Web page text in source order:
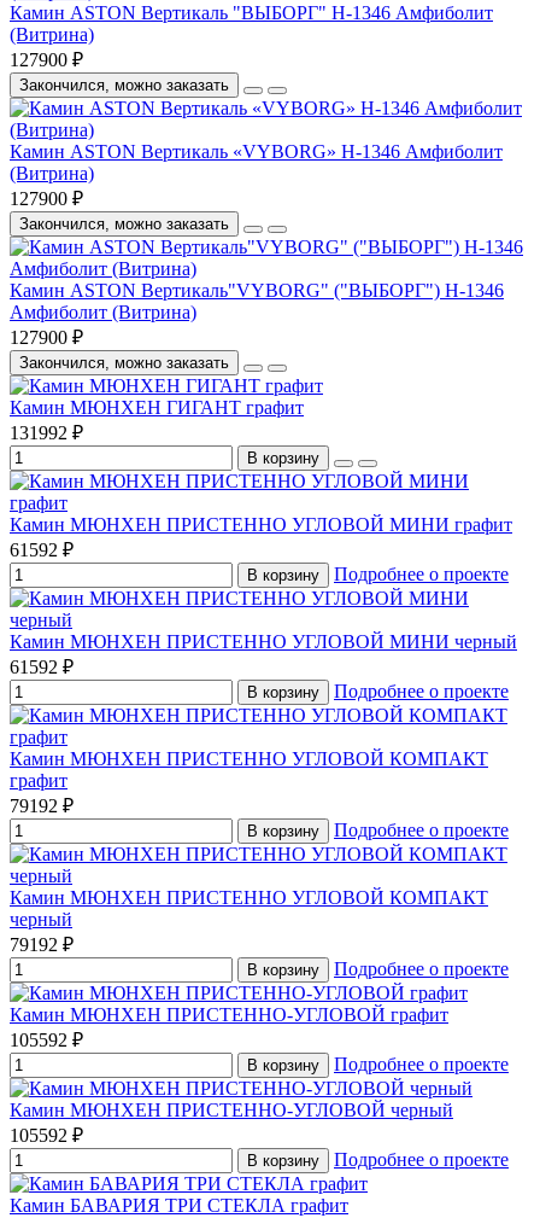
Камин ASTON Вертикаль "ВЫБОРГ" Н-1346 Амфиболит
(Витрина)
127900 ₽
Закончился, можно заказать
Камин ASTON Вертикаль «VYBORG» Н-1346 Амфиболит
(Витрина)
127900 ₽
Закончился, можно заказать
Камин ASTON Вертикаль"VYBORG" ("ВЫБОРГ") Н-1346
Амфиболит (Витрина)
127900 ₽
Закончился, можно заказать
Камин МЮНХЕН ГИГАНТ графит
131992 ₽
В корзину
Камин МЮНХЕН ПРИСТЕННО УГЛОВОЙ МИНИ графит
61592 ₽
В корзину Подробнее о проекте
Камин МЮНХЕН ПРИСТЕННО УГЛОВОЙ МИНИ черный
61592 ₽
В корзину Подробнее о проекте
Камин МЮНХЕН ПРИСТЕННО УГЛОВОЙ КОМПАКТ
графит
79192 ₽
В корзину Подробнее о проекте
Камин МЮНХЕН ПРИСТЕННО УГЛОВОЙ КОМПАКТ
черный
79192 ₽
В корзину Подробнее о проекте
Камин МЮНХЕН ПРИСТЕННО-УГЛОВОЙ графит
105592 ₽
В корзину Подробнее о проекте
Камин МЮНХЕН ПРИСТЕННО-УГЛОВОЙ черный
105592 ₽
В корзину Подробнее о проекте
Камин БАВАРИЯ ТРИ СТЕКЛА графит